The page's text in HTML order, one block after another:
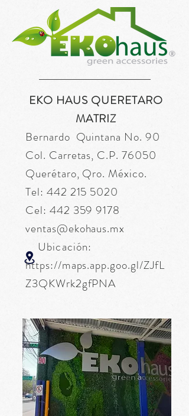
EKO HAUS QUERETARO
MATRIZ
Bernardo Quintana No. 90
Col. Carretas, C.P. 76050
Querétaro, Qro. México.
Tel: 442 215 5020
Cel: 442 359 9178
ventas@ekohaus.mx
Ubicación:
https://maps.app.goo.gl/ZJfL
Z3QKWrk2gfPNA